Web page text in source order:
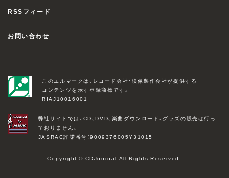
RSSフィード
お問い合わせ
このエルマークは、レコード会社・映像製作会社が提供する
コンテンツを示す登録商標です。
RIAJ10016001
弊社サイトでは、CD、DVD、楽曲ダウンロード、グッズの販売は行っ
ておりません。
JASRAC許諾番号：9009376005Y31015
Copyright © CDJournal All Rights Reserved.